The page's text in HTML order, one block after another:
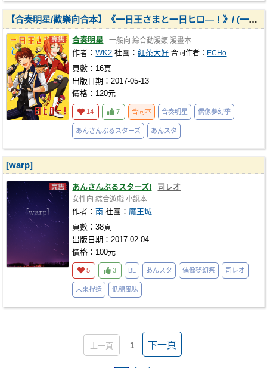
【合奏明星/歡樂向合本】《一日王さまと一日ヒロ―！》/ (一日國王與一日英雄)
合奏明星 一般向 綜合動漫類 漫畫本
作者：WK2 社團：紅茶大好 合同作者： ECHo
頁數：16頁
出版日期：2017-05-13
價格：120元
14 7 合同本 合奏明星 偶像夢幻季
あんさんぶるスターズ あんスタ
[warp]
あんさんぶるスターズ! 司レオ
女性向 綜合遊戲 小說本
作者：南 社團： 魔王城
頁數：38頁
出版日期：2017-02-04
價格：100元
5 3 BL あんスタ 偶像夢幻祭 司レオ
未來捏造 低糖風味
上一頁 1 下一頁